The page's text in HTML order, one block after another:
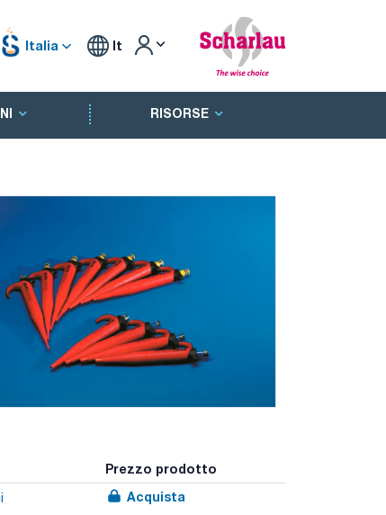
Italia It
RISORSE
Prezzo prodotto
Acquista